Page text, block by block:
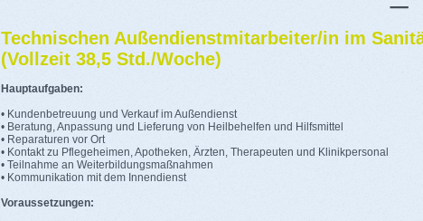
Technischen Außendienstmitarbeiter/in im
(Vollzeit 38,5 Std./Woche)
Hauptaufgaben:
• Kundenbetreuung und Verkauf im Außendienst
• Beratung, Anpassung und Lieferung von Heilbehelfen und Hilfsmittel
• Reparaturen vor Ort
• Kontakt zu Pflegeheimen, Apotheken, Ärzten, Therapeuten und Klinikpersonal
• Teilnahme an Weiterbildungsmaßnahmen
• Kommunikation mit dem Innendienst
Voraussetzungen: